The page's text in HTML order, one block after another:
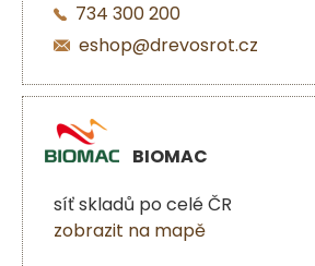
734 300 200
eshop@drevosrot.cz
BIOMAC
síť skladů po celé ČR
zobrazit na mapě